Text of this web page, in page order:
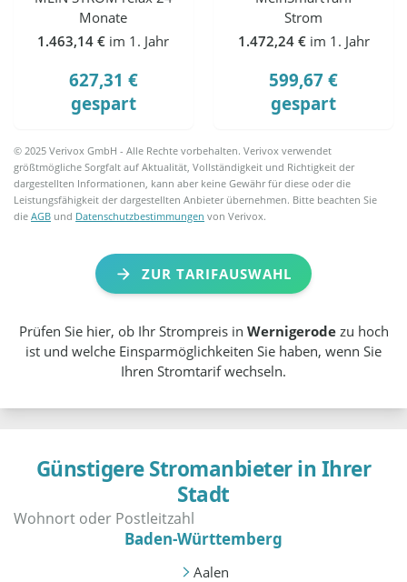
Monate
1.463,14 € im 1. Jahr
627,31 €
gespart
Strom
1.472,24 € im 1. Jahr
599,67 €
gespart
© 2025 Verivox GmbH - Alle Rechte vorbehalten. Verivox verwendet
größtmögliche Sorgfalt auf Aktualität, Vollständigkeit und Richtigkeit der
dargestellten Informationen, kann aber keine Gewähr für diese oder die
Leistungsfähigkeit der dargestellten Anbieter übernehmen. Bitte beachten Sie
dieAGB und Datenschutzbestimmungen von Verivox.
ZUR TARIFAUSWAHL
Prüfen Sie hier, ob Ihr Strompreis in Wernigerodezu hoch
ist und welche Einsparmöglichkeiten Sie haben, wenn Sie
Ihren Stromtarif wechseln.
Günstigere Stromanbieter in Ihrer
Stadt
Baden-Württemberg
Aalen